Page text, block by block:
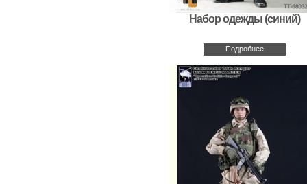
Набор одежды (синий)
Подробнее